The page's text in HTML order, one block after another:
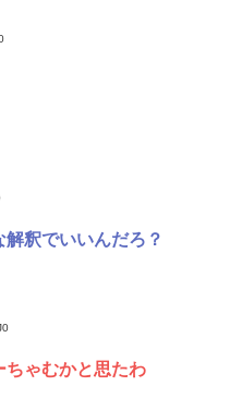
釈でいいんだろ？
ちゃむかと思たわ